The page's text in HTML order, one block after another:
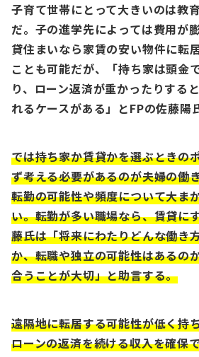
⼦育て世帯にとって⼤きいのは教
だ。⼦の進学先によっては費⽤が
貸住まいなら家賃の安い物件に転
ことも可能だが、「持ち家は頭⾦
り、ローン返済が重かったりする
れるケースがある」とFPの佐藤陽
では持ち家か賃貸かを選ぶときの
ず考える必要があるのが夫婦の働
転勤の可能性や頻度について⼤ま
い。転勤が多い職場なら、賃貸に
藤⽒は「将来にわたりどんな働き
か、転職や独⽴の可能性はあるの
合うことが⼤切」と助⾔する。
遠隔地に転居する可能性が低く持
ローンの返済を続ける収⼊を確保